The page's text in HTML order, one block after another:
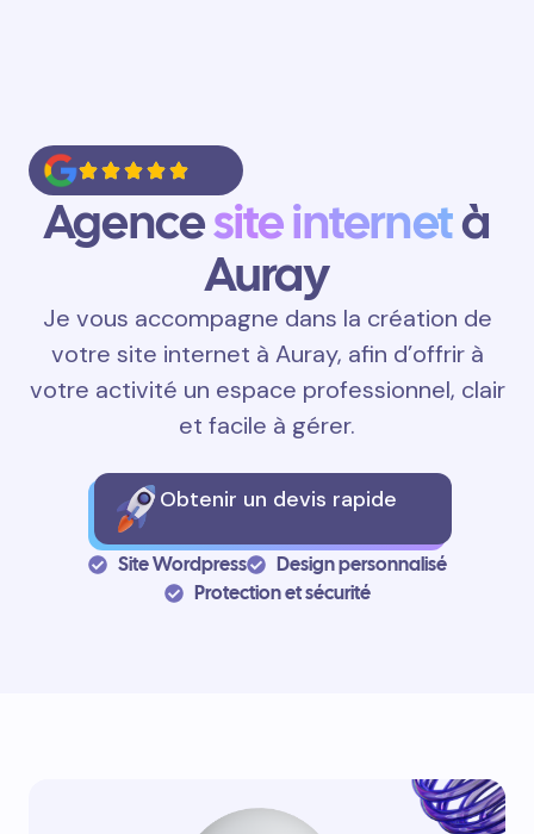
Agencesite internetà
Auray
Je vous accompagne dans la création de
votre site internet à Auray, afin d’offrir à
votre activité un espace professionnel, clair
et facile à gérer.
Obtenir un devis rapide
Site Wordpress
Design personnalisé
Protection et sécurité